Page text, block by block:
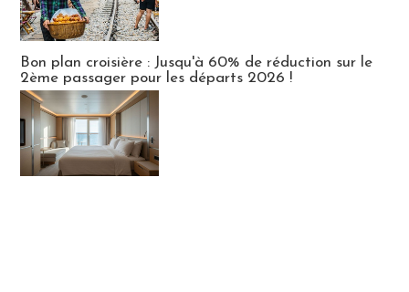
Bon plan croisière : Jusqu'à 60% de réduction sur le
2ème passager pour les départs 2026 !